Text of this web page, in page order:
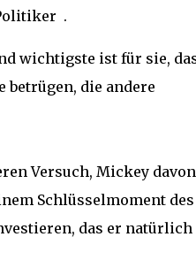
.
wichtigste ist für sie,
die andere
Versuch, Mickey
Schlüsselmoment des
das er natürlich